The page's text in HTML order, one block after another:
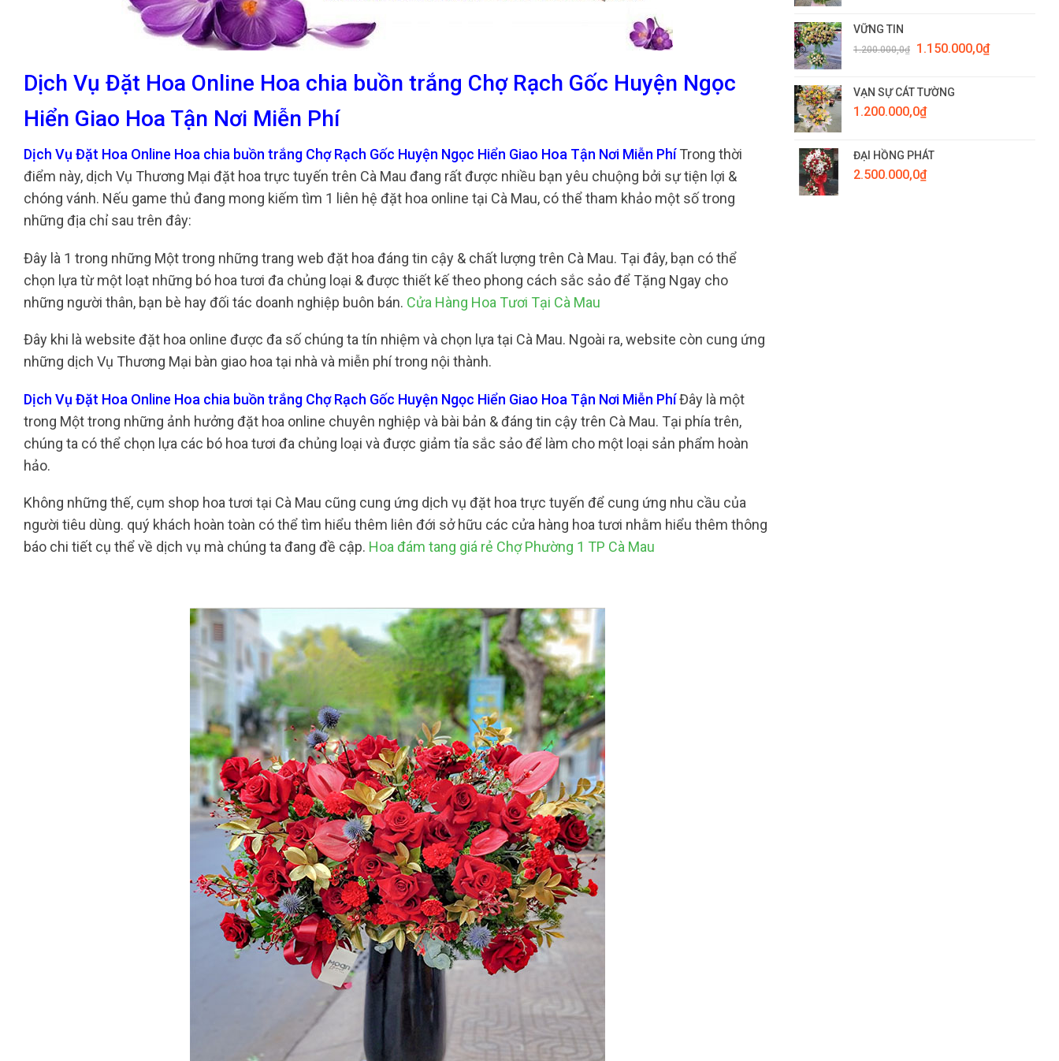
Dịch Vụ Đặt Hoa Online Hoa chia buồn trắng Chợ Rạch Gốc Huyện Ngọc
Hiển Giao Hoa Tận Nơi Miễn Phí
Dịch Vụ Đặt Hoa Online Hoa chia buồn trắng Chợ Rạch Gốc Huyện Ngọc Hiển Giao Hoa Tận Nơi Miễn PhíTrong thời
điểm này, dịch Vụ Thương Mại đặt hoa trực tuyến trên Cà Mau đang rất được nhiều bạn yêu chuộng bởi sự tiện lợi &
chóng vánh. Nếu game thủ đang mong kiếm tìm 1 liên hệ đặt hoa online tại Cà Mau, có thể tham khảo một số trong
những địa chỉ sau trên đây:
Đây là 1 trong những Một trong những trang web đặt hoa đáng tin cậy & chất lượng trên Cà Mau. Tại đây, bạn có thể
chọn lựa từ một loạt những bó hoa tươi đa chủng loại & được thiết kế theo phong cách sắc sảo để Tặng Ngay cho
những người thân, bạn bè hay đối tác doanh nghiệp buôn bán. Cửa Hàng Hoa Tươi Tại Cà Mau
Đây khi là website đặt hoa online được đa số chúng ta tín nhiệm và chọn lựa tại Cà Mau. Ngoài ra, website còn cung ứng
những dịch Vụ Thương Mại bàn giao hoa tại nhà và miễn phí trong nội thành.
Dịch Vụ Đặt Hoa Online Hoa chia buồn trắng Chợ Rạch Gốc Huyện Ngọc Hiển Giao Hoa Tận Nơi Miễn PhíĐây là một
trong Một trong những ảnh hưởng đặt hoa online chuyên nghiệp và bài bản & đáng tin cậy trên Cà Mau. Tại phía trên,
chúng ta có thể chọn lựa các bó hoa tươi đa chủng loại và được giảm tỉa sắc sảo để làm cho một loại sản phẩm hoàn
hảo.
Không những thế, cụm shop hoa tươi tại Cà Mau cũng cung ứng dịch vụ đặt hoa trực tuyến để cung ứng nhu cầu của
người tiêu dùng. quý khách hoàn toàn có thể tìm hiểu thêm liên đới sở hữu các cửa hàng hoa tươi nhằm hiểu thêm thông
báo chi tiết cụ thể về dịch vụ mà chúng ta đang đề cập. Hoa đám tang giá rẻ Chợ Phường 1 TP Cà Mau
VỮNG TIN
1.200.000,0₫
Giá
1.200.000,0₫.
1.150.000,0₫Giá
VẠN SỰ CÁT TƯỜNG
1.200.000,0₫
ĐẠI HỒNG PHÁT
2.500.000,0₫